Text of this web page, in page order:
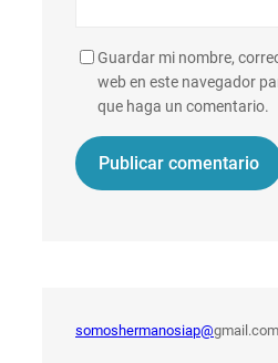
Guardar mi nombre,
web en este navegador
que haga un comentario.
somoshermanosiap@gmail.com